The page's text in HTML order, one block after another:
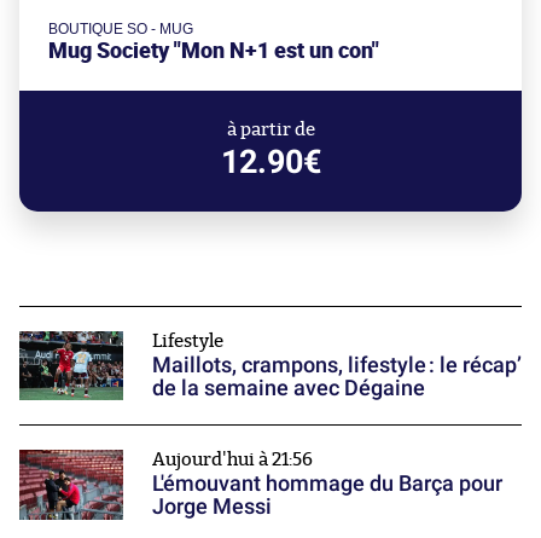
BOUTIQUE SO - MUG
Mug Society "Mon N+1 est un con"
à partir de
12.90€
Lifestyle
Maillots, crampons, lifestyle : le récap’
de la semaine avec Dégaine
Aujourd'hui à 21:56
L'émouvant hommage du Barça pour
Jorge Messi